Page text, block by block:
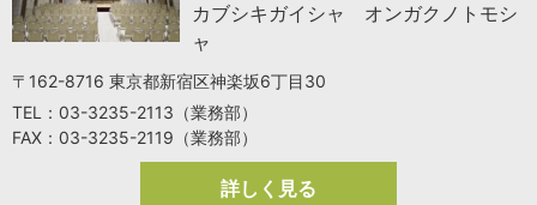
カブシキガイシャ オンガクノトモシ
ャ
〒162-8716 東京都新宿区神楽坂6丁目30
TEL：03-3235-2113（業務部）
FAX：03-3235-2119（業務部）
詳しく見る